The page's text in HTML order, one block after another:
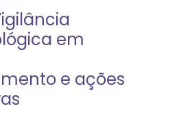
em
e ações